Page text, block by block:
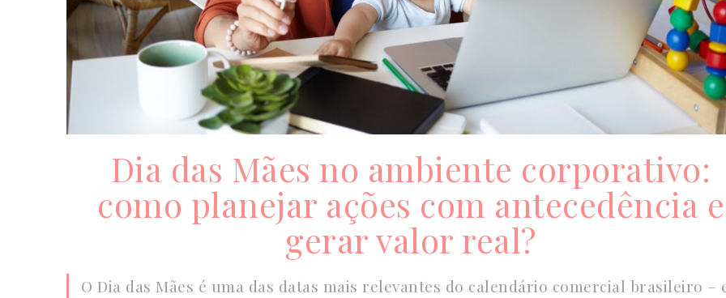
Dia das Mães no ambiente corporativo:
como planejar ações com antecedência e
gerar valor real?
O Dia das Mães é uma das datas mais relevantes do calendário comercial brasileiro –